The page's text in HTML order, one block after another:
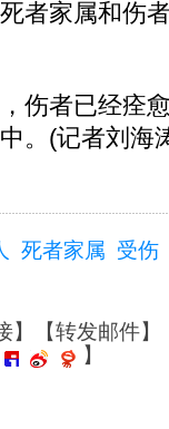
者家属和伤
者已经痊
。(记者刘海
死者家属 受伤
】【转发邮件】
】